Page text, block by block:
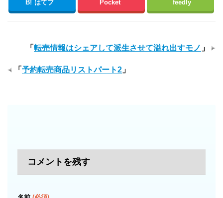
B! はてブ Pocket feedly
「 転売情報はシェアして派生させて溢れ出すモノ 」
「 予約転売商品リストパート2 」
コメントを残す